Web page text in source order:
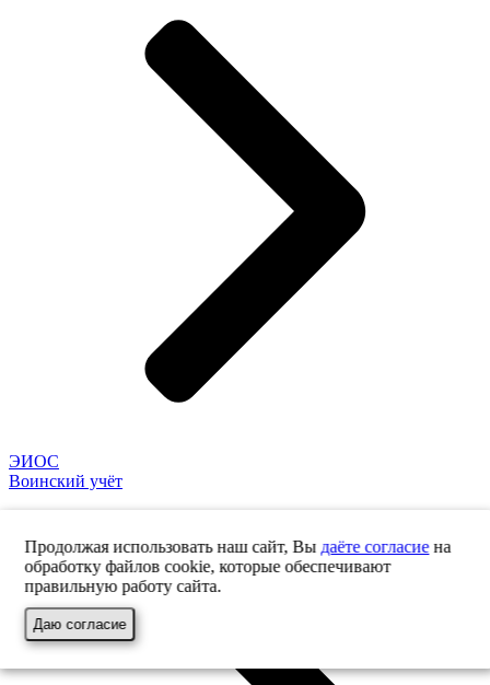
ЭИОС
Воинский учёт
Продолжая использовать наш сайт, Вы даёте согласиена
обработку файлов cookie, которые обеспечивают
правильную работу сайта.
Даю согласие